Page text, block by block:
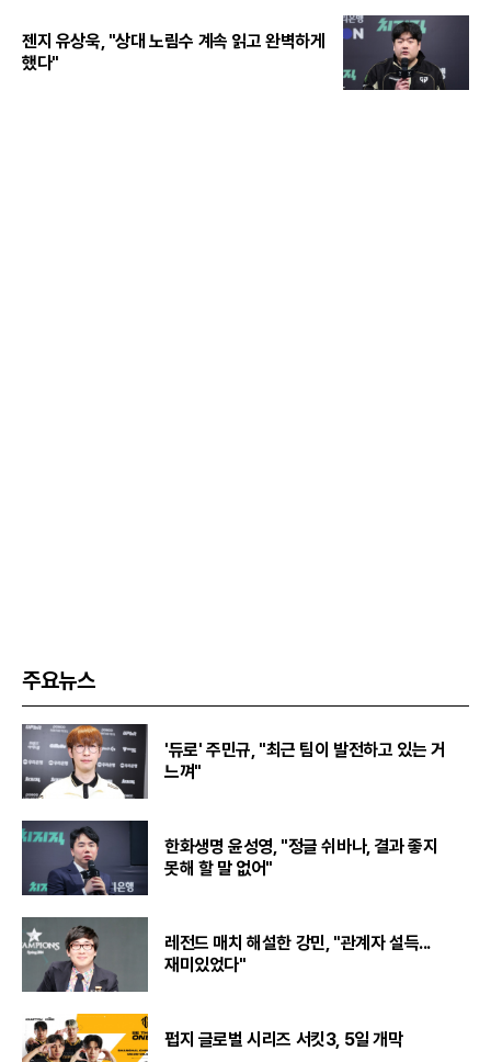
젠지 유상욱, "상대 노림수 계속 읽고 완벽하게
했다"
주요뉴스
'듀로' 주민규, "최근 팀이 발전하고 있는 거
느껴"
한화생명 윤성영, "정글 쉬바나, 결과 좋지
못해 할 말 없어"
레전드 매치 해설한 강민, "관계자 설득...
재미있었다"
펍지 글로벌 시리즈 서킷3, 5일 개막